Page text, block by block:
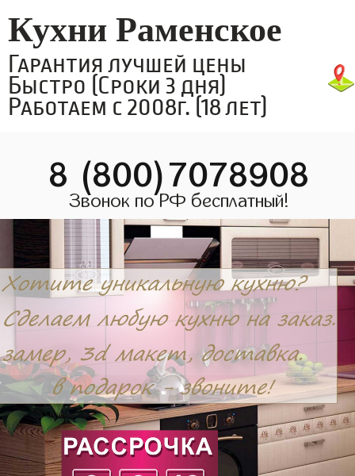
Кухни Раменское
Гарантия лучшей цены
Быстро (Сроки 3 дня)
Работаем с 2008г. (18 лет)
8 (800)7078908
Звонок по РФ бесплатный!